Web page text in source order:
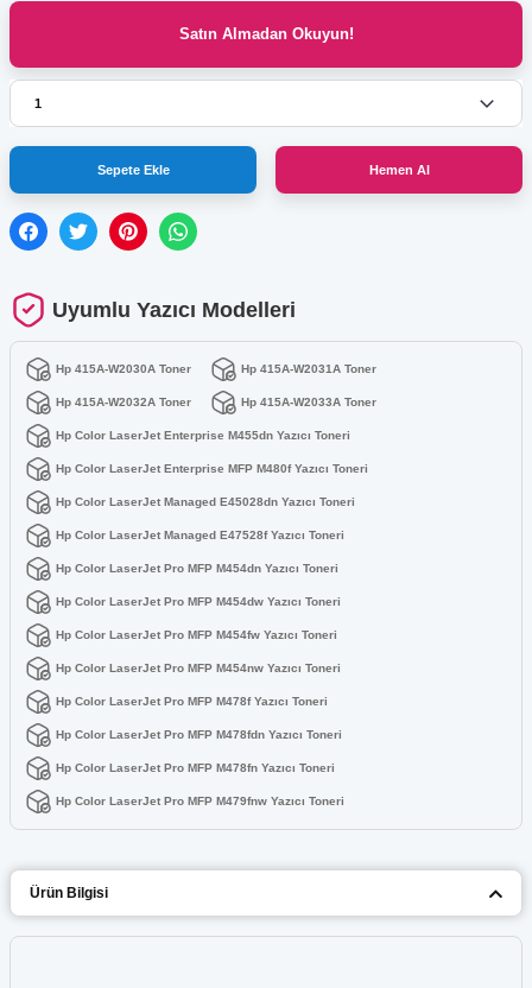
Satın Almadan Okuyun!
Sepete Ekle Hemen Al
Uyumlu Yazıcı Modelleri
Hp 415A-W2030A Toner Hp 415A-W2031A Toner
Hp 415A-W2032A Toner Hp 415A-W2033A Toner
Hp Color LaserJet Enterprise M455dn Yazıcı Toneri
Hp Color LaserJet Enterprise MFP M480f Yazıcı Toneri
Hp Color LaserJet Managed E45028dn Yazıcı Toneri
Hp Color LaserJet Managed E47528f Yazıcı Toneri
Hp Color LaserJet Pro MFP M454dn Yazıcı Toneri
Hp Color LaserJet Pro MFP M454dw Yazıcı Toneri
Hp Color LaserJet Pro MFP M454fw Yazıcı Toneri
Hp Color LaserJet Pro MFP M454nw Yazıcı Toneri
Hp Color LaserJet Pro MFP M478f Yazıcı Toneri
Hp Color LaserJet Pro MFP M478fdn Yazıcı Toneri
Hp Color LaserJet Pro MFP M478fn Yazıcı Toneri
Hp Color LaserJet Pro MFP M479fnw Yazıcı Toneri
Ürün Bilgisi